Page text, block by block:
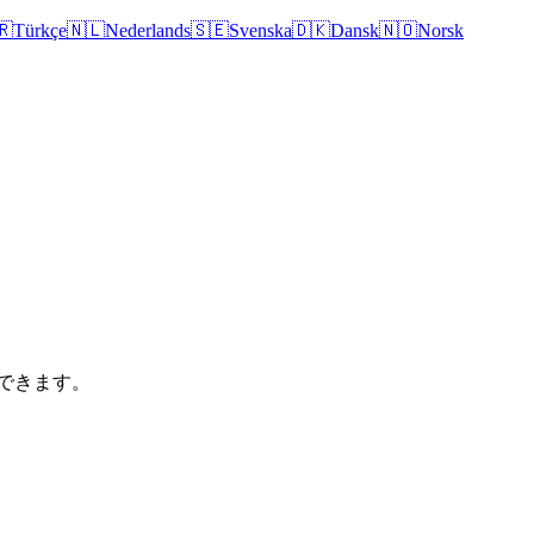
Türkçe🇳🇱Nederlands🇸🇪Svenska🇩🇰Dansk🇳🇴Norsk
きます。